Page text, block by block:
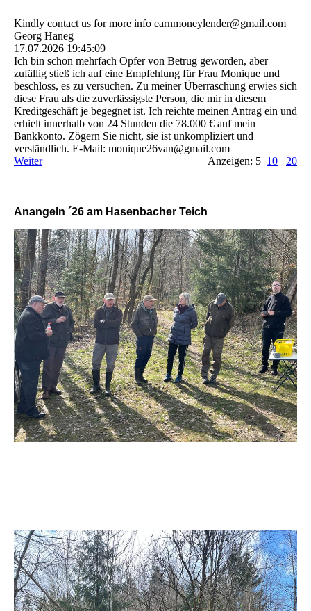
Kindly contact us for more info earnmoneylender@­gmail.­com
Georg Haneg
17.07.2026 19:45:09
Ich bin schon mehrfach Opfer von Betrug geworden, aber
zufällig stieß ich auf eine Empfehlung für Frau Monique und
beschloss, es zu versuchen. Zu meiner Überraschung erwies sich
diese Frau als die zuverlässigste Person, die mir in diesem
Kreditgeschäft je begegnet ist. Ich reichte meinen Antrag ein und
erhielt innerhalb von 24 Stunden die 78.000 € auf mein
Bankkonto. Zögern Sie nicht, sie ist unkompliziert und
verständlich. E-Mail: monique26van@gmail.com
Weiter
Anzeigen: 5 10 20
Anangeln ´26 am Hasenbacher Teich